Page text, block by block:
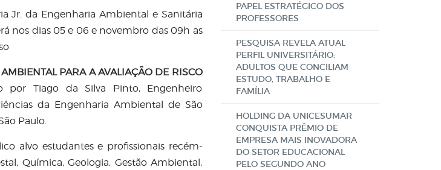
Jr. da Engenharia Ambiental e Sanitária
nos dias 05 e 06 e novembro das 09h as
PARA A AVALIAÇÃO DE RISCO
por Tiago da Silva Pinto, Engenheiro
da Engenharia Ambiental de São
Paulo.
alvo estudantes e profissionais recém-
Química, Geologia, Gestão Ambiental,
PAPEL ESTRATÉGICO DOS
PROFESSORES
PESQUISA REVELA ATUAL
PERFIL UNIVERSITÁRIO:
ADULTOS QUE CONCILIAM
ESTUDO, TRABALHO E
FAMÍLIA
HOLDING DA UNICESUMAR
CONQUISTA PRÊMIO DE
EMPRESA MAIS INOVADORA
DO SETOR EDUCACIONAL
PELO SEGUNDO ANO